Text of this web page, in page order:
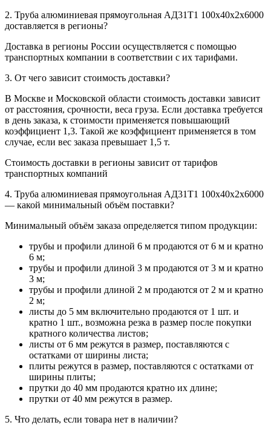
2. Труба алюминиевая прямоугольная АД31Т1 100х40х2х6000
доставляется в регионы?
Доставка в регионы России осуществляется с помощью
транспортных компании в соответствии с их тарифами.
3. От чего зависит стоимость доставки?
В Москве и Московской области стоимость доставки зависит
от расстояния, срочности, веса груза. Если доставка требуется
в день заказа, к стоимости применяется повышающий
коэффициент 1,3. Такой же коэффициент применяется в том
случае, если вес заказа превышает 1,5 т.
Стоимость доставки в регионы зависит от тарифов
транспортных компаний
4. Труба алюминиевая прямоугольная АД31Т1 100х40х2х6000
— какой минимальный объём поставки?
Минимальный объём заказа определяется типом продукции:
трубы и профили длиной 6 м продаются от 6 м и кратно
6 м;
трубы и профили длиной 3 м продаются от 3 м и кратно
3 м;
трубы и профили длиной 2 м продаются от 2 м и кратно
2 м;
листы до 5 мм включительно продаются от 1 шт. и
кратно 1 шт., возможна резка в размер после покупки
кратного количества листов;
листы от 6 мм режутся в размер, поставляются с
остатками от ширины листа;
плиты режутся в размер, поставляются с остатками от
ширины плиты;
прутки до 40 мм продаются кратно их длине;
прутки от 40 мм режутся в размер.
5. Что делать, если товара нет в наличии?